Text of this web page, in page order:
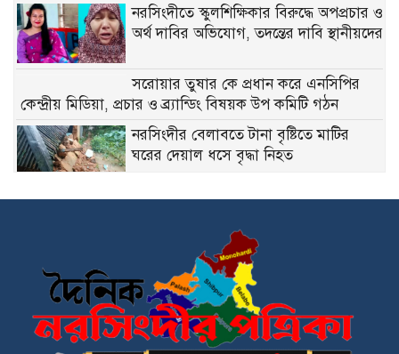
নরসিংদীতে স্কুলশিক্ষিকার বিরুদ্ধে অপপ্রচার ও
অর্থ দাবির অভিযোগ, তদন্তের দাবি স্থানীয়দের
সরোয়ার তুষার কে প্রধান করে এনসিপির
কেন্দ্রীয় মিডিয়া, প্রচার ও ব্র্যান্ডিং বিষয়ক উপ কমিটি গঠন
নরসিংদীর বেলাবতে টানা বৃষ্টিতে মাটির
ঘরের দেয়াল ধসে বৃদ্ধা নিহত
নাগরিক সেবা প্রদানে মাধবদী পৌরসভার
যুগান্তকারী সাফল্য স্বস্তিতে পৌরবাসী
পলাশ ও ঘোড়াশালের যুবদলের কমিটি নিয়ে
বিভ্রান্তি, কেন্দ্রীয় যুবদলের সতর্কবার্তা